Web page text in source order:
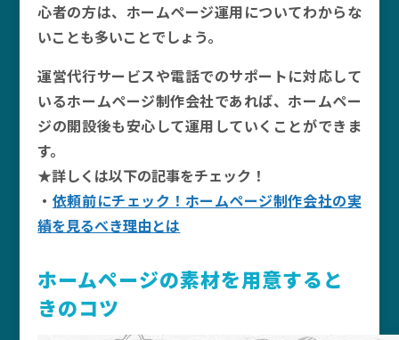
心者の方は、ホームページ運用についてわからな
いことも多いことでしょう。
運営代行サービスや電話でのサポートに対応して
いるホームページ制作会社であれば、ホームペー
ジの開設後も安心して運用していくことができま
す。
★詳しくは以下の記事をチェック！
・ 依頼前にチェック！ホームページ制作会社の実
績を見るべき理由とは
ホームページの素材を用意すると
きのコツ